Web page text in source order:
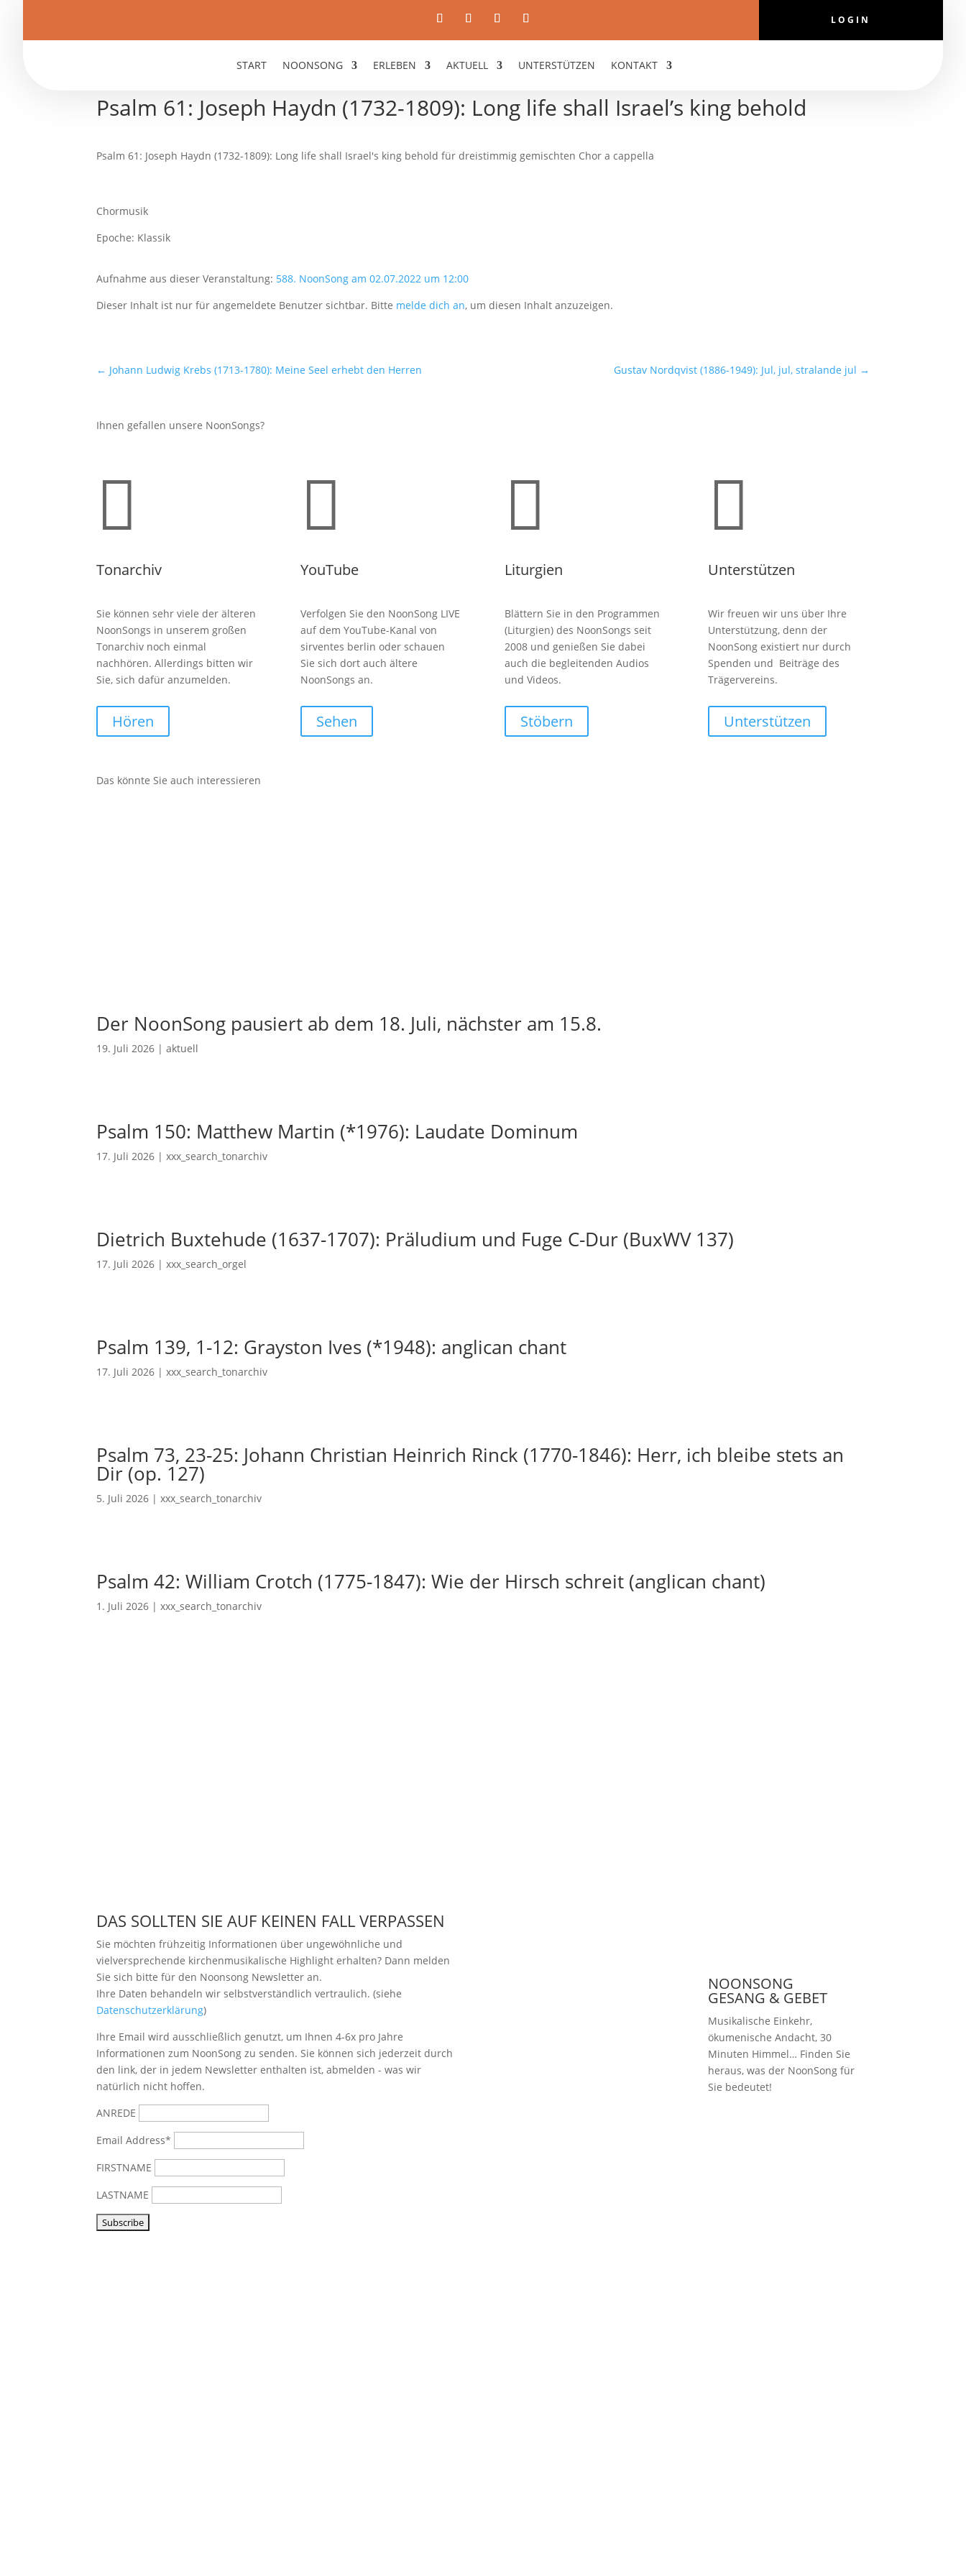
LOGIN
START NOONSONG ERLEBEN AKTUELL UNTERSTÜTZEN KONTAKT
Psalm 61: Joseph Haydn (1732-1809): Long life shall Israel’s king behold
Psalm 61: Joseph Haydn (1732-1809): Long life shall Israel's king behold für dreistimmig gemischten Chor a cappella
Chormusik
Epoche: Klassik
Aufnahme aus dieser Veranstaltung: 588. NoonSong am 02.07.2022 um 12:00
Dieser Inhalt ist nur für angemeldete Benutzer sichtbar. Bitte melde dich an, um diesen Inhalt anzuzeigen.
← Johann Ludwig Krebs (1713-1780): Meine Seel erhebt den Herren Gustav Nordqvist (1886-1949): Jul, jul, stralande jul →
Ihnen gefallen unsere NoonSongs?

Tonarchiv
Sie können sehr viele der älteren
NoonSongs in unserem großen
Tonarchiv noch einmal
nachhören. Allerdings bitten wir
Sie, sich dafür anzumelden.
Hören

YouTube
Verfolgen Sie den NoonSong LIVE
auf dem YouTube-Kanal von
sirventes berlin oder schauen
Sie sich dort auch ältere
NoonSongs an.
Sehen

Liturgien
Blättern Sie in den Programmen
(Liturgien) des NoonSongs seit
2008 und genießen Sie dabei
auch die begleitenden Audios
und Videos.
Stöbern

Unterstützen
Wir freuen wir uns über Ihre
Unterstützung, denn der
NoonSong existiert nur durch
Spenden und Beiträge des
Trägervereins.
Unterstützen
Das könnte Sie auch interessieren
Der NoonSong pausiert ab dem 18. Juli, nächster am 15.8.
19. Juli 2026 |aktuell
Psalm 150: Matthew Martin (*1976): Laudate Dominum
17. Juli 2026 |xxx_search_tonarchiv
Dietrich Buxtehude (1637-1707): Präludium und Fuge C-Dur (BuxWV 137)
17. Juli 2026 |xxx_search_orgel
Psalm 139, 1-12: Grayston Ives (*1948): anglican chant
17. Juli 2026 |xxx_search_tonarchiv
Psalm 73, 23-25: Johann Christian Heinrich Rinck (1770-1846): Herr, ich bleibe stets an
Dir (op. 127)
5. Juli 2026 |xxx_search_tonarchiv
Psalm 42: William Crotch (1775-1847): Wie der Hirsch schreit (anglican chant)
1. Juli 2026 |xxx_search_tonarchiv
DAS SOLLTEN SIE AUF KEINEN FALL VERPASSEN
Sie möchten frühzeitig Informationen über ungewöhnliche und
vielversprechende kirchenmusikalische Highlight erhalten? Dann melden
Sie sich bittefür den Noonsong Newsletter an.
Ihre Daten behandeln wir selbstverständlich vertraulich. (siehe
Datenschutzerklärung)
Ihre Email wird ausschließlich genutzt, um Ihnen 4-6x pro Jahre
Informationen zum NoonSong zu senden. Sie können sich jederzeit durch
den link, der in jedem Newsletter enthalten ist, abmelden - was wir
natürlich nicht hoffen.
ANREDE
Email Address*
FIRSTNAME
LASTNAME
NOONSONG
GESANG & GEBET
Musikalische Einkehr,
ökumenische Andacht, 30
Minuten Himmel… Finden Sie
heraus, was der NoonSong für
Sie bedeutet!